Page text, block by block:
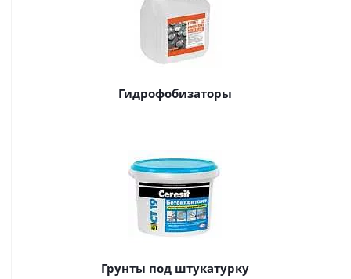
Гидрофобизаторы
Грунты под штукатурку